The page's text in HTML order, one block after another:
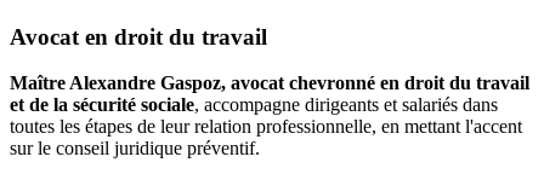
Avocat en droit du travail
Maître Alexandre Gaspoz, avocat chevronné en droit du travail
et de la sécurité sociale, accompagne dirigeants et salariés dans
toutes les étapes de leur relation professionnelle, en mettant l'accent
sur le conseil juridique préventif.